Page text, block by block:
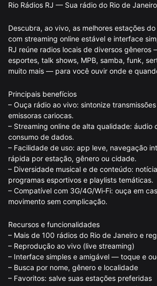
Rio Rádios RJ — Sua rádio do Rio de
Descubra, ao vivo, as melhores estações
com streaming online estável e interface
RJ reúne radios locais de diversos gêneros
esportes, talk shows, MPB, samba, funk,
muito mais — para você ouvir onde e
Principais benefícios
– Ouça rádio ao vivo: sintonize
emissoras cariocas.
– Streaming online de alta qualidade: áudio
consumo de dados.
– Facilidade de uso: app leve, navegação
rápida por estação, gênero ou cidade.
– Diversidade musical e de conteúdo:
programas esportivos e playlists temáticas.
– Compatível com 3G/4G/Wi‑Fi: ouça em
movimento sem complicação.
Recursos e funcionalidades
– Mais de 100 rádios do Rio de Janeiro e
– Reprodução ao vivo (live streaming)
– Interface simples e amigável — toque e
– Busca por nome, gênero e localidade
– Favoritos: salve suas estações preferidas